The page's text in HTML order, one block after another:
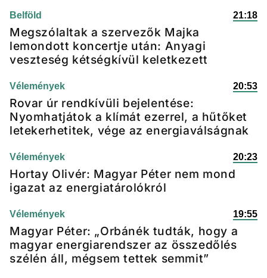
Belföld 21:18
Megszólaltak a szervezők Majka
lemondott koncertje után: Anyagi
veszteség kétségkívül keletkezett
Vélemények 20:53
Rovar úr rendkívüli bejelentése:
Nyomhatjátok a klímát ezerrel, a hűtőket
letekerhetitek, vége az energiaválságnak
Vélemények 20:23
Hortay Olivér: Magyar Péter nem mond
igazat az energiatárolókról
Vélemények 19:55
Magyar Péter: „Orbánék tudták, hogy a
magyar energiarendszer az összedőlés
szélén áll, mégsem tettek semmit”